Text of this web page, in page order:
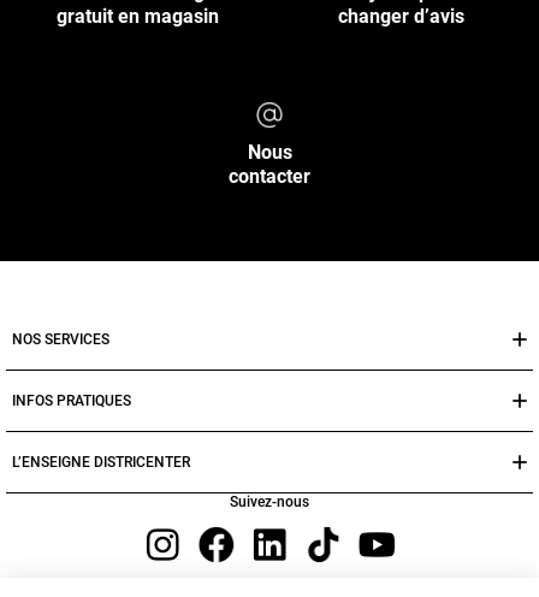
gratuit en magasin
changer d’avis
Nous
contacter
NOS SERVICES
INFOS PRATIQUES
L’ENSEIGNE DISTRICENTER
Suivez-nous